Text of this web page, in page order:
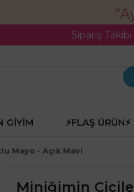
Sipariş Takibi
GIYIM ⚡FLAŞ ÜRÜN⚡
Mayo - Açık Mavi
Miniğimin